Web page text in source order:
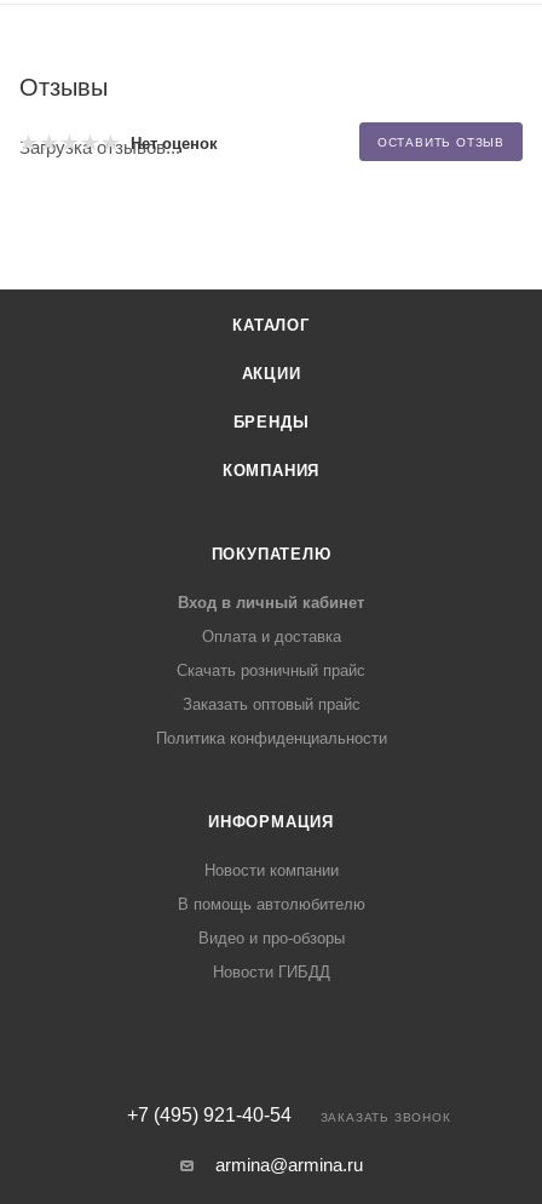
Отзывы
Нет оценок ОСТАВИТЬ ОТЗЫВ
Загрузка отзывов...
КАТАЛОГ
АКЦИИ
БРЕНДЫ
КОМПАНИЯ
ПОКУПАТЕЛЮ
Вход в личный кабинет
Оплата и доставка
Скачать розничный прайс
Заказать оптовый прайс
Политика конфиденциальности
ИНФОРМАЦИЯ
Новости компании
В помощь автолюбителю
Видео и про-обзоры
Новости ГИБДД
+7 (495) 921-40-54 ЗАКАЗАТЬ ЗВОНОК
armina@armina.ru